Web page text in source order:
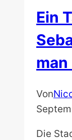
Ein
Von
Die